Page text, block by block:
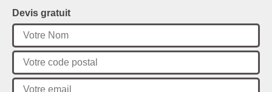
Devis gratuit